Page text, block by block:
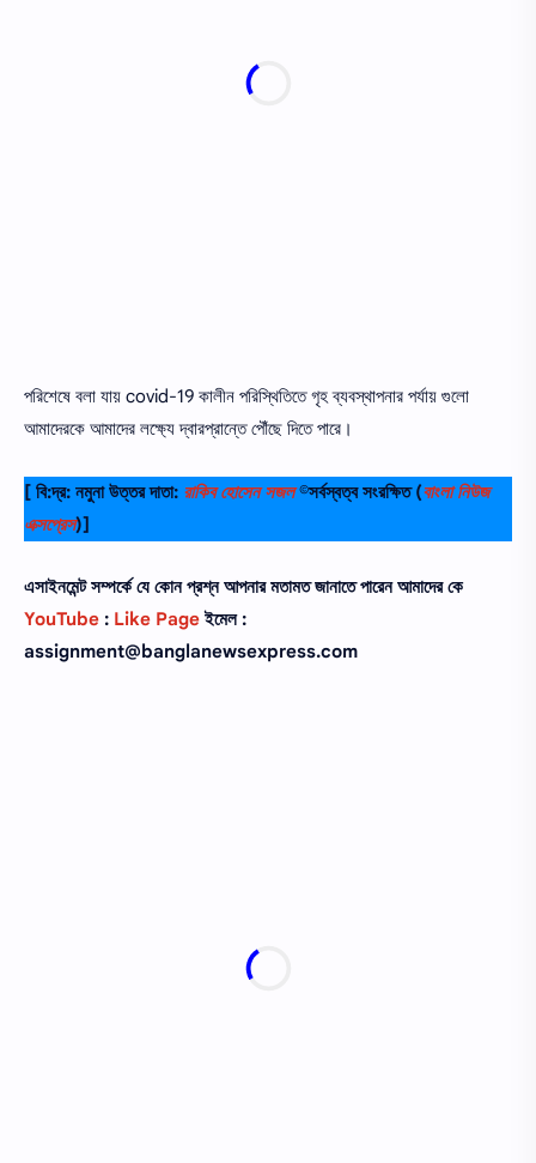
পরিশেষে বলা যায় covid-19 কালীন পরিস্থিতিতে গৃহ ব্যবস্থাপনার পর্যায় গুলো
আমাদেরকে আমাদের লক্ষ্যে দ্বারপ্রান্তে পৌঁছে দিতে পারে।
[ বি:দ্র: নমুনা উত্তর দাতা: রাকিব হোসেন সজল©সর্বস্বত্ব সংরক্ষিত (বাংলা নিউজ
এক্সপ্রেস)]
এসাইনমেন্ট সম্পর্কে যে কোন প্রশ্ন আপনার মতামত জানাতে পারেন আমাদের কে
YouTube : Like Pageইমেল :
assignment@banglanewsexpress.com